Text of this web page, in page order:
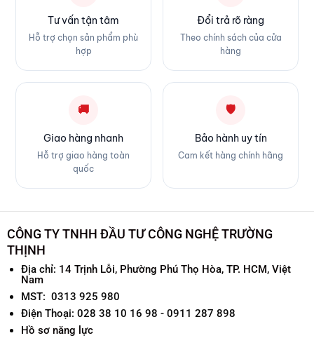
Tư vấn tận tâm
Hỗ trợ chọn sản phẩm phù
hợp
Đổi trả rõ ràng
Theo chính sách của cửa
hàng
🚚
Giao hàng nhanh
Hỗ trợ giao hàng toàn
quốc
🛡
Bảo hành uy tín
Cam kết hàng chính hãng
CÔNG TY TNHH ĐẦU TƯ CÔNG NGHỆ TRƯỜNG
THỊNH
Địa chỉ: 14 Trịnh Lỗi, Phường Phú Thọ Hòa, TP. HCM, Việt
Nam
MST: 0313 925 980
Điện Thoại: 028 38 10 16 98 - 0911 287 898
Hồ sơ năng lực